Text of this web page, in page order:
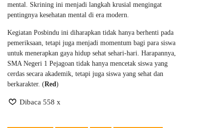
mental. Skrining ini menjadi langkah krusial mengingat
pentingnya kesehatan mental di era modern.
Kegiatan Posbindu ini diharapkan tidak hanya berhenti pada
pemeriksaan, tetapi juga menjadi momentum bagi para siswa
untuk menerapkan gaya hidup sehat sehari-hari. Harapannya,
SMA Negeri 1 Pejagoan tidak hanya mencetak siswa yang
cerdas secara akademik, tetapi juga siswa yang sehat dan
berkarakter. (Red )
Dibaca 558 x